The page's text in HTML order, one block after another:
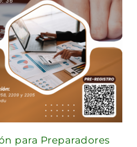
para Preparadores